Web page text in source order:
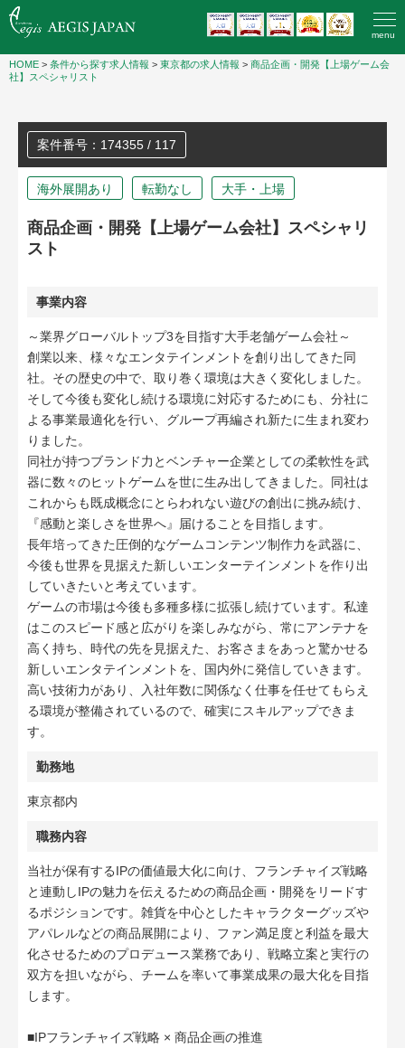
menu
HOME > 条件から探す求人情報 > 東京都の求人情報 > 商品企画・開発【上場ゲーム会
社】スペシャリスト
案件番号：174355 / 117
海外展開あり 転勤なし 大手・上場
商品企画・開発【上場ゲーム会社】スペシャリ
スト
事業内容
～業界グローバルトップ3を目指す大手老舗ゲーム会社～
創業以来、様々なエンタテインメントを創り出してきた同
社。その歴史の中で、取り巻く環境は大きく変化しました。
そして今後も変化し続ける環境に対応するためにも、分社に
よる事業最適化を行い、グループ再編され新たに生まれ変わ
りました。
同社が持つブランド力とベンチャー企業としての柔軟性を武
器に数々のヒットゲームを世に生み出してきました。同社は
これからも既成概念にとらわれない遊びの創出に挑み続け、
『感動と楽しさを世界へ』届けることを目指します。
長年培ってきた圧倒的なゲームコンテンツ制作力を武器に、
今後も世界を見据えた新しいエンターテインメントを作り出
していきたいと考えています。
ゲームの市場は今後も多種多様に拡張し続けています。私達
はこのスピード感と広がりを楽しみながら、常にアンテナを
高く持ち、時代の先を見据えた、お客さまをあっと驚かせる
新しいエンタテインメントを、国内外に発信していきます。
高い技術力があり、入社年数に関係なく仕事を任せてもらえ
る環境が整備されているので、確実にスキルアップできま
す。
勤務地
東京都内
職務内容
当社が保有するIPの価値最大化に向け、フランチャイズ戦略
と連動しIPの魅力を伝えるための商品企画・開発をリードす
るポジションです。雑貨を中心としたキャラクターグッズや
アパレルなどの商品展開により、ファン満足度と利益を最大
化させるためのプロデュース業務であり、戦略立案と実行の
双方を担いながら、チームを率いて事業成果の最大化を目指
します。
■IPフランチャイズ戦略 × 商品企画の推進